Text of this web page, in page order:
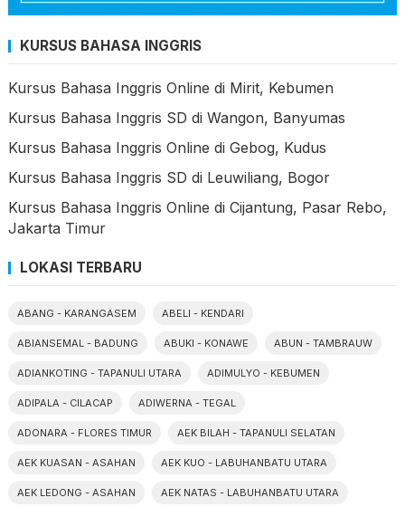
KURSUS BAHASA INGGRIS
Kursus Bahasa Inggris Online di Mirit, Kebumen
Kursus Bahasa Inggris SD di Wangon, Banyumas
Kursus Bahasa Inggris Online di Gebog, Kudus
Kursus Bahasa Inggris SD di Leuwiliang, Bogor
Kursus Bahasa Inggris Online di Cijantung, Pasar Rebo,
Jakarta Timur
LOKASI TERBARU
ABANG - KARANGASEM ABELI - KENDARI
ABIANSEMAL - BADUNG ABUKI - KONAWE ABUN - TAMBRAUW
ADIANKOTING - TAPANULI UTARA ADIMULYO - KEBUMEN
ADIPALA - CILACAP ADIWERNA - TEGAL
ADONARA - FLORES TIMUR AEK BILAH - TAPANULI SELATAN
AEK KUASAN - ASAHAN AEK KUO - LABUHANBATU UTARA
AEK LEDONG - ASAHAN AEK NATAS - LABUHANBATU UTARA